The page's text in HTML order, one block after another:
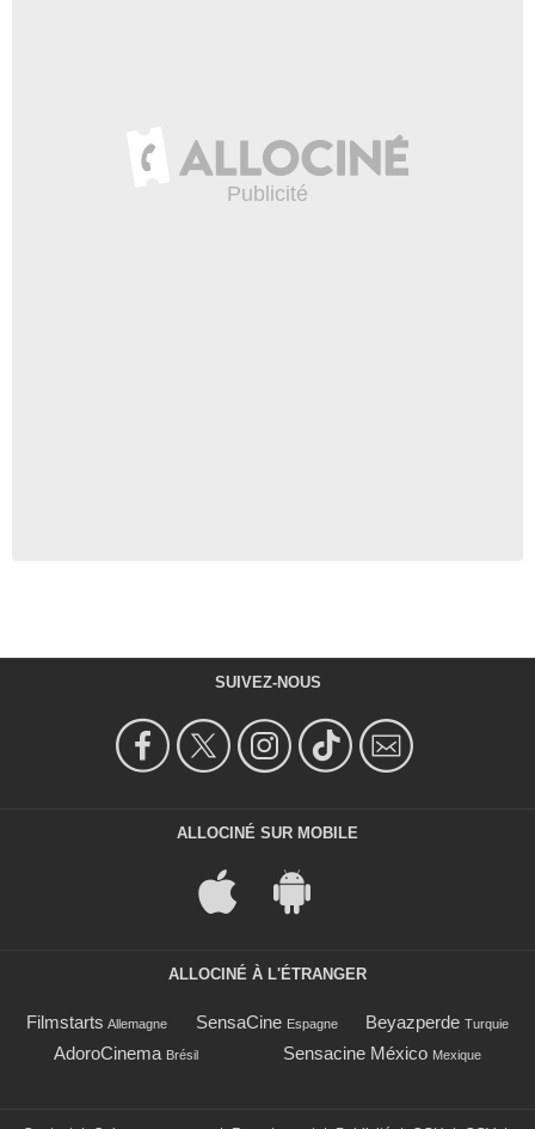
SUIVEZ-NOUS
ALLOCINÉ SUR MOBILE
ALLOCINÉ À L'ÉTRANGER
Filmstarts Allemagne SensaCine Espagne Beyazperde Turquie
AdoroCinema Brésil Sensacine México Mexique